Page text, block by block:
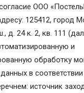
ООО
125412, город
д. 24 к. 2, кв. 111
и
обработку
в
источник